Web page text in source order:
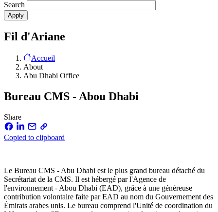
Search
Fil d'Ariane
Accueil
About
Abu Dhabi Office
Bureau CMS - Abou Dhabi
Share
Copied to clipboard
Le Bureau CMS - Abu Dhabi est le plus grand bureau détaché du
Secrétariat de la CMS. Il est hébergé par l'Agence de
l'environnement - Abou Dhabi (EAD), grâce à une généreuse
contribution volontaire faite par EAD au nom du Gouvernement des
Émirats arabes unis. Le bureau comprend l'Unité de coordination du